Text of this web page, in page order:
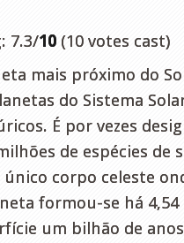
7.3/10 (10 votes cast)
mais próximo do
do Sistema
É por vezes
de espécies de
corpo celeste
formou-se há
um bilhão de